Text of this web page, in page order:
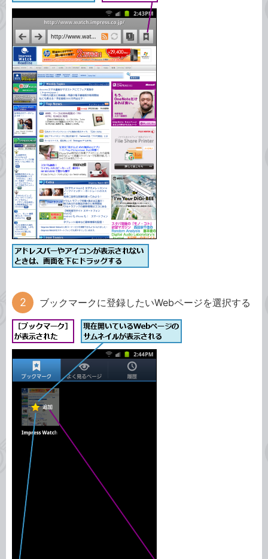
ブックマークに登録したいWebページを選択する